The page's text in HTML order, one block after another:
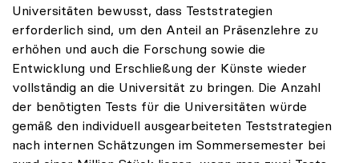
Universitäten bewusst, dass Teststrategien
erforderlich sind, um den Anteil an Präsenzlehre zu
erhöhen und auch die Forschung sowie die
Entwicklung und Erschließung der Künste wieder
vollständig an die Universität zu bringen. Die Anzahl
der benötigten Tests für die Universitäten würde
gemäß den individuell ausgearbeiteten Teststrategien
nach internen Schätzungen im Sommersemester bei